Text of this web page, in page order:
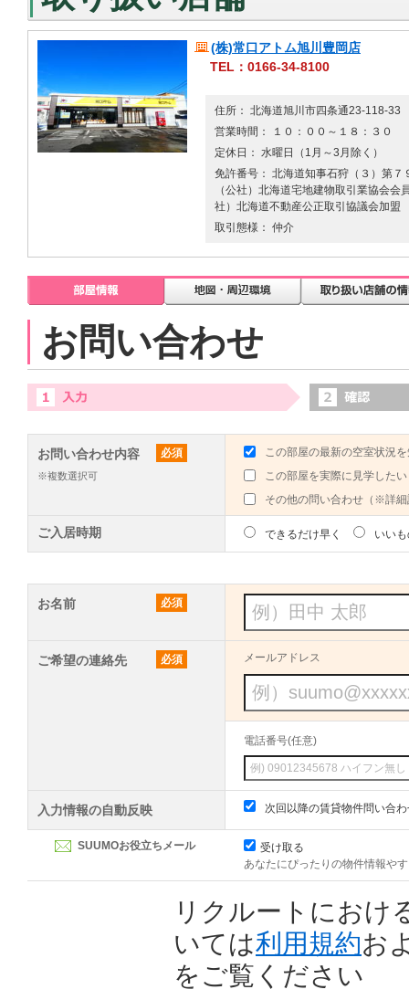
(株)常口アトム旭川豊岡店
TEL：0166-34-8100
住所： 北海道旭川市四条通23-118-33
営業時間： １０：００～１８：３０
定休日： 水曜日（1月～3月除く）
免許番号： 北海道知事石狩（３）第７
（公社）北海道宅地建物取引業協会会
社）北海道不動産公正取引協議会加盟
取引態様： 仲介
お問い合わせ
お問い合わせ内容 必須
※複数選択可
この部屋の最新の空室状況
この部屋を実際に見学したい
その他の問い合わせ（※詳
ご入居時期 できるだけ早く いい
お名前 必須
ご希望の連絡先 必須 メールアドレス
電話番号(任意)
入力情報の自動反映 次回以降の賃貸物件問い合
SUUMOお役立ちメール
受け取る
あなたにぴったりの物件情報や
リクルートにおけ
いては利用規約お
をご覧ください